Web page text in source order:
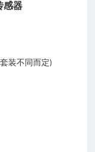
感器
装不同而定)